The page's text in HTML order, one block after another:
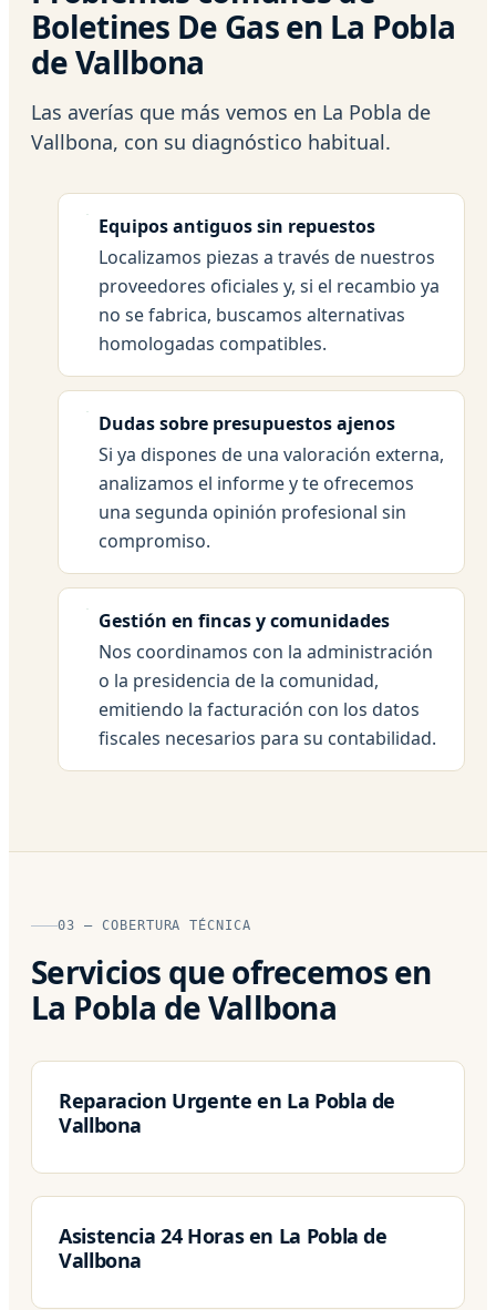
Boletines De Gas en La Pobla
de Vallbona
Las averías que más vemos en La Pobla de
Vallbona, con su diagnóstico habitual.
Equipos antiguos sin repuestos
Localizamos piezas a través de nuestros
proveedores oficiales y, si el recambio ya
no se fabrica, buscamos alternativas
homologadas compatibles.
Dudas sobre presupuestos ajenos
Si ya dispones de una valoración externa,
analizamos el informe y te ofrecemos
una segunda opinión profesional sin
compromiso.
Gestión en fincas y comunidades
Nos coordinamos con la administración
o la presidencia de la comunidad,
emitiendo la facturación con los datos
fiscales necesarios para su contabilidad.
03 — COBERTURA TÉCNICA
Servicios que ofrecemos en
La Pobla de Vallbona
Reparacion Urgente en La Pobla de
Vallbona
Asistencia 24 Horas en La Pobla de
Vallbona